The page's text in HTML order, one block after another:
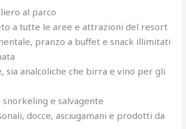
al parco
a tutte le aree e attrazioni del resort
pranzo a buffet e snack illimitati
sia analcoliche che birra e vino per gli
e salvagente
docce, asciugamani e prodotti da